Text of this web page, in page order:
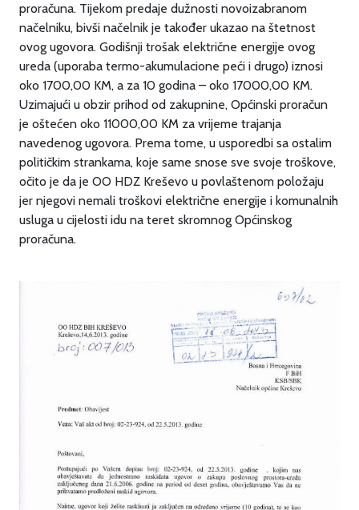
proračuna. Tijekom predaje dužnosti novoizabranom
načelniku, bivši načelnik je također ukazao na štetnost
ovog ugovora. Godišnji trošak električne energije ovog
ureda (uporaba termo-akumulacione peći i drugo) iznosi
oko 1700,00 KM, a za 10 godina – oko 17000,00 KM.
Uzimajući u obzir prihod od zakupnine, Općinski proračun
je oštećen oko 11000,00 KM za vrijeme trajanja
navedenog ugovora. Prema tome, u usporedbi sa ostalim
političkim strankama, koje same snose sve svoje troškove,
očito je da je OO HDZ Kreševo u povlaštenom položaju
jer njegovi nemali troškovi električne energije i komunalnih
usluga u cijelosti idu na teret skromnog Općinskog
proračuna.